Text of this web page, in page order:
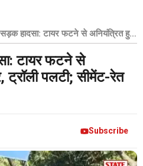
हादसा: टायर फटने से अनियंत्रित हुआ
टायर फटने से
पलटी; सीमेंट-रेत
Subscribe